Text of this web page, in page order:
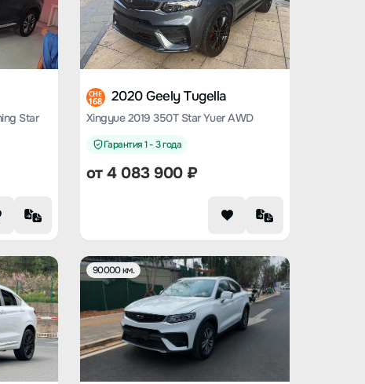
Star
CHE
168 2020 Geely Tugella
Xingyue 2019 350T Star Yuer AWD
Гарантия 1 - 3 года
от4 083 900₽
90000 км.